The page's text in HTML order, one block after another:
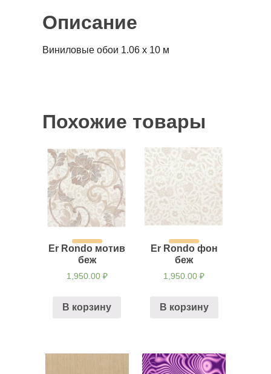
Описание
Виниловые обои 1.06 x 10 м
Похожие товары
Er Rondo мотив
беж
1,950.00 ₽
В корзину
Er Rondo фон
беж
1,950.00₽
В корзину